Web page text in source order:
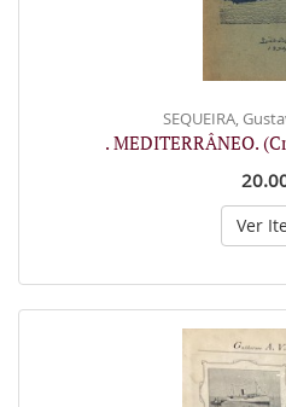
SEQUEIRA,
. MEDITERRÂNEO.
Ver